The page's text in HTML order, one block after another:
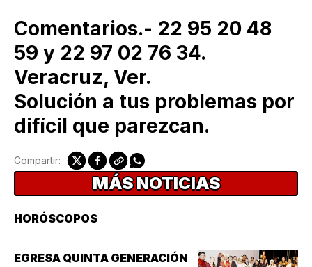
Comentarios.- 22 95 20 48
59 y 22 97 02 76 34.
Veracruz, Ver.
Solución a tus problemas por
difícil que parezcan.
Compartir:
MÁS NOTICIAS
HORÓSCOPOS
EGRESA QUINTA GENERACIÓN